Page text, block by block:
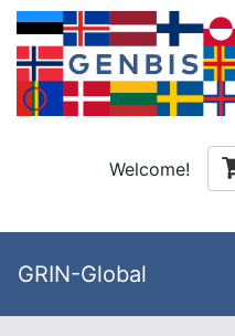
Welcome!
GRIN-Global